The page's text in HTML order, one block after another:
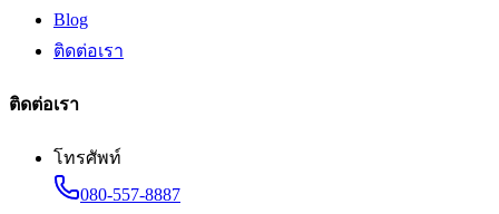
Blog
ติดต่อเรา
ติดต่อเรา
โทรศัพท์
080-557-8887